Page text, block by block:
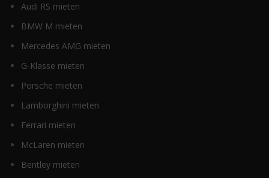
Audi RS mieten
BMW M mieten
Mercedes AMG mieten
G-Klasse mieten
Porsche mieten
Lamborghini mieten
Ferrari mieten
McLaren mieten
Bentley mieten